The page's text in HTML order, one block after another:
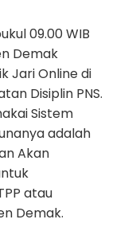
09.00 WIB
Demak
Jari Online di
Disiplin PNS.
Sistem
adalah
Akan
atau
Demak.